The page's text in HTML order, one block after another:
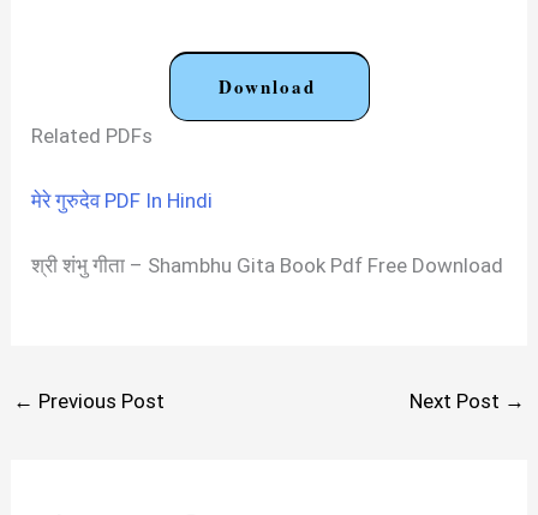
Download
Related PDFs
मेरे गुरुदेव PDF In Hindi
श्री शंभु गीता – Shambhu Gita Book Pdf Free Download
← Previous Post Next Post →